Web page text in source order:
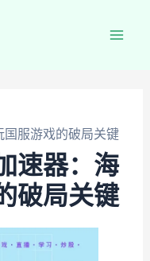
国服游戏的破局关键
速器：海
破局关键